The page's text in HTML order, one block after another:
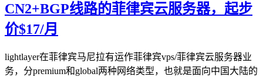
CN2+BGP线路的菲律宾云服务器，起步
价$17/月
lightlayer在菲律宾马尼拉有运作菲律宾vps/菲律宾云服务器业
务，分premium和global两种网络类型，也就是面向中国大陆的